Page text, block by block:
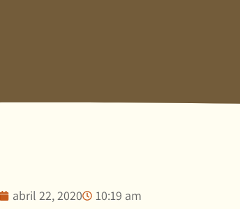
abril 22, 2020
10:19 am